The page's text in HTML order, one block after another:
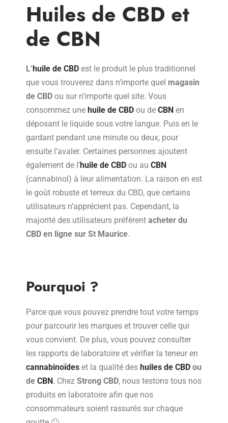
Huiles de CBD et
de CBN
L’ huile de CBD est le produit le plus traditionnel
que vous trouverez dans n’importe quel magasin
de CBD ou sur n’importe quel site. Vous
consommez une huile de CBD ou de CBN en
déposant le liquide sous votre langue. Puis en le
gardant pendant une minute ou deux, pour
ensuite l’avaler. Certaines personnes ajoutent
également de l’huile de CBD ou au CBN
(cannabinol) à leur alimentation. La raison en est
le goût robuste et terreux du CBD, que certains
utilisateurs n’apprécient pas. Cependant, la
majorité des utilisateurs préfèrent acheter du
CBD en ligne sur St Maurice.
Pourquoi ?
Parce que vous pouvez prendre tout votre temps
pour parcourir les marques et trouver celle qui
vous convient. De plus, vous pouvez consulter
les rapports de laboratoire et vérifier la teneur en
cannabinoïdes et la qualité des huiles de CBD ou
de CBN . Chez Strong CBD, nous testons tous nos
produits en laboratoire afin que nos
consommateurs soient rassurés sur chaque